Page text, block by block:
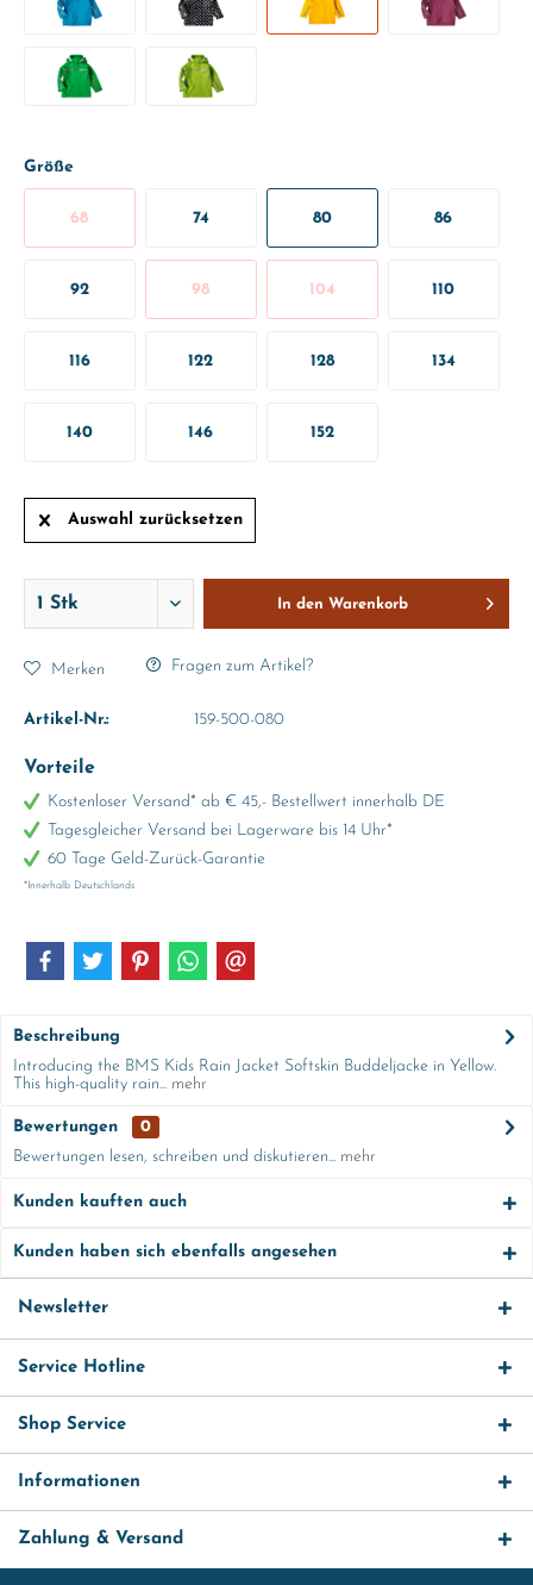
Größe
68 74 80 86
92 98 104 110
116 122 128 134
140 146 152
Auswahl zurücksetzen
In den Warenkorb
Merken Fragen zum Artikel?
Artikel-Nr.: 159-500-080
Vorteile
Kostenloser Versand* ab € 45,- Bestellwert innerhalb DE
Tagesgleicher Versand bei Lagerware bis 14 Uhr*
60 Tage Geld-Zurück-Garantie
*Innerhalb Deutschlands
Beschreibung
Introducing the BMS Kids Rain Jacket Softskin Buddeljacke in Yellow.
This high-quality rain... mehr
Bewertungen
0
Bewertungen lesen, schreiben und diskutieren... mehr
Kunden kauften auch
Kunden haben sich ebenfalls angesehen
Newsletter
Service Hotline
Shop Service
Informationen
Zahlung & Versand